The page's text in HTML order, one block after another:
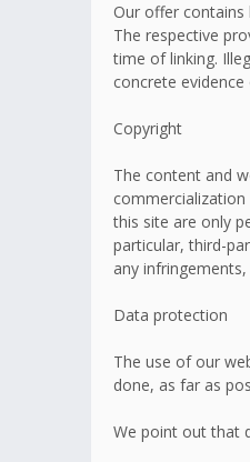
Our offer contains
The respective
time of linking.
concrete
Copyright
The content and
this site are only
particular, third-
any
Data protection
The use of our
done, as far as
We point out that